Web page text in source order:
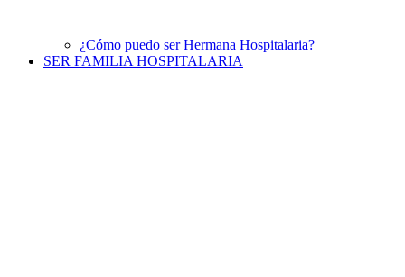
¿Cómo puedo ser Hermana Hospitalaria?
SER FAMILIA HOSPITALARIA